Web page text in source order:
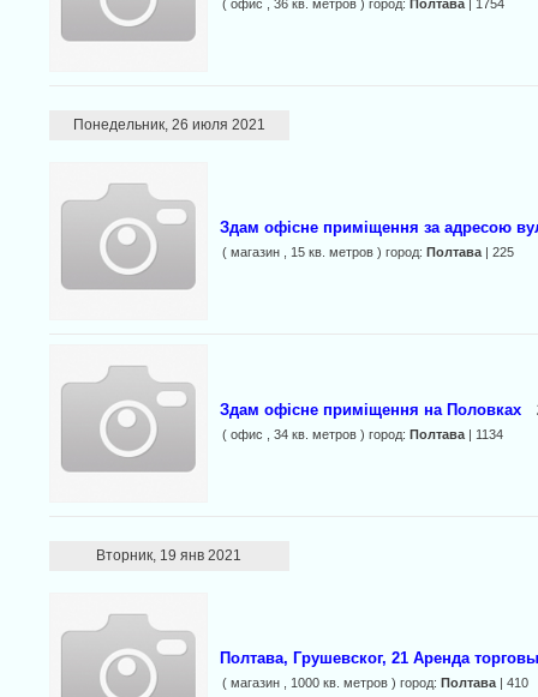
( офис , 36 кв. метров ) город: Полтава| 1754
Понедельник, 26 июля 2021
Здам офісне приміщення за адресою
( магазин , 15 кв. метров ) город: Полтава| 225
Здам офісне приміщення на Половках
( офис , 34 кв. метров ) город: Полтава| 1134
Вторник, 19 янв 2021
Полтава, Грушевског, 21 Аренда
( магазин , 1000 кв. метров ) город: Полтава| 410